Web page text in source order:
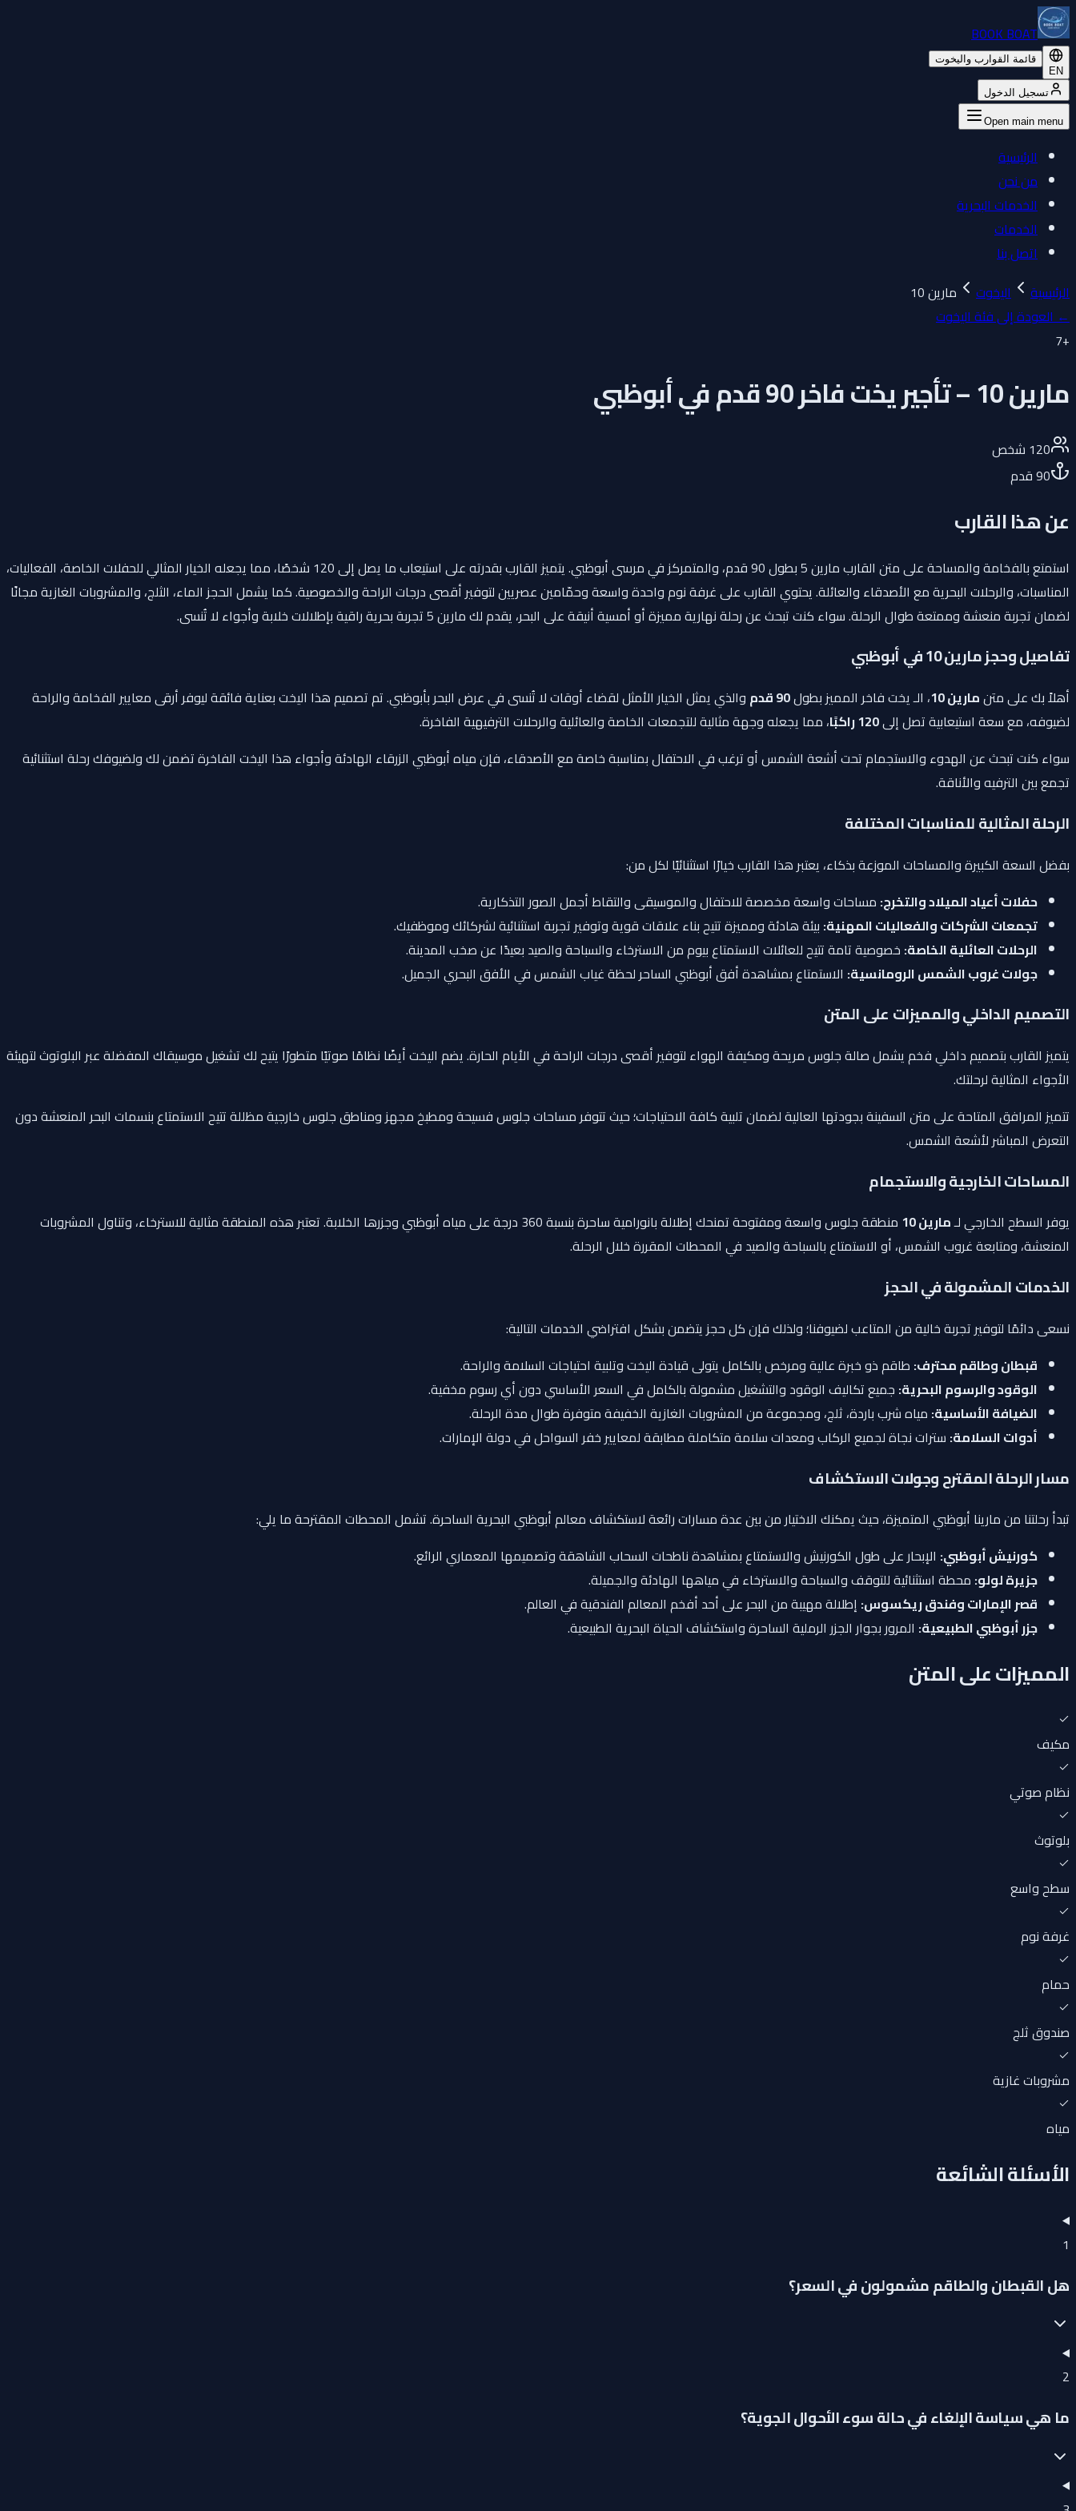
BOOK BOAT
EN
قائمة القوارب واليخوت
تسجيل الدخول
Open main menu
الرئيسية
من نحن
الخدمات البحرية
الخدمات
اتصل بنا
الرئيسية
اليخوت
مارين 10
←العودة إلى فئة اليخوت
+
7
مارين 10 – تأجير يخت فاخر 90 قدم في أبوظبي
120 شخص
90قدم
عن هذا القارب
استمتع بالفخامة والمساحة على متن القارب مارين 5 بطول 90 قدم، والمتمركز في مرسى أبوظبي. يتميز القارب بقدرته على استيعاب ما يصل إلى 120 شخصًا، مما يجعله الخيار المثالي للحفلات الخاصة، الفعاليات،
المناسبات، والرحلات البحرية مع الأصدقاء والعائلة. يحتوي القارب على غرفة نوم واحدة واسعة وحمّامين عصريين لتوفير أقصى درجات الراحة والخصوصية. كما يشمل الحجز الماء، الثلج، والمشروبات الغازية مجانًا
لضمان تجربة منعشة وممتعة طوال الرحلة. سواء كنت تبحث عن رحلة نهارية مميزة أو أمسية أنيقة على البحر، يقدم لك مارين 5 تجربة بحرية راقية بإطلالات خلابة وأجواء لا تُنسى.
تفاصيل وحجز مارين 10 في أبوظبي
أهلاً بك على متنمارين 10 ، الـ يخت فاخر المميز بطول90 قدم
والذي يمثل الخيار الأمثل لقضاء أوقات لا تُنسى في عرض البحر بأبوظبي. تم تصميم هذا اليخت بعناية فائقة ليوفر أرقى معايير الفخامة والراحة
لضيوفه، مع سعة استيعابية تصل إلى120 راكبًا
، مما يجعله وجهة مثالية للتجمعات الخاصة والعائلية والرحلات الترفيهية الفاخرة.
سواء كنت تبحث عن الهدوء والاستجمام تحت أشعة الشمس أو ترغب في الاحتفال بمناسبة خاصة مع الأصدقاء، فإن مياه أبوظبي الزرقاء الهادئة وأجواء هذا اليخت الفاخرة تضمن لك ولضيوفك رحلة استثنائية
تجمع بين الترفيه والأناقة.
الرحلة المثالية للمناسبات المختلفة
بفضل السعة الكبيرة والمساحات الموزعة بذكاء، يعتبر هذا القارب خيارًا استثنائيًا لكل من:
حفلات أعياد الميلاد والتخرج: مساحات واسعة مخصصة للاحتفال والموسيقى والتقاط أجمل الصور التذكارية.
تجمعات الشركات والفعاليات المهنية: بيئة هادئة ومميزة تتيح بناء علاقات قوية وتوفير تجربة استثنائية لشركائك وموظفيك.
الرحلات العائلية الخاصة: خصوصية تامة تتيح للعائلات الاستمتاع بيوم من الاسترخاء والسباحة والصيد بعيدًا عن صخب المدينة.
جولات غروب الشمس الرومانسية: الاستمتاع بمشاهدة أفق أبوظبي الساحر لحظة غياب الشمس في الأفق البحري الجميل.
التصميم الداخلي والمميزات على المتن
يتميز القارب بتصميم داخلي فخم يشمل صالة جلوس مريحة ومكيفة الهواء لتوفير أقصى درجات الراحة في الأيام الحارة. يضم اليخت أيضًا نظامًا صوتيًا متطورًا يتيح لك تشغيل موسيقاك المفضلة عبر البلوتوث لتهيئة
الأجواء المثالية لرحلتك.
تتميز المرافق المتاحة على متن السفينة بجودتها العالية لضمان تلبية كافة الاحتياجات؛ حيث تتوفر مساحات جلوس فسيحة ومطبخ مجهز ومناطق جلوس خارجية مظللة تتيح الاستمتاع بنسمات البحر المنعشة دون
التعرض المباشر لأشعة الشمس.
المساحات الخارجية والاستجمام
يوفر السطح الخارجي لـمارين 10
منطقة جلوس واسعة ومفتوحة تمنحك إطلالة بانورامية ساحرة بنسبة 360 درجة على مياه أبوظبي وجزرها الخلابة. تعتبر هذه المنطقة مثالية للاسترخاء، وتناول المشروبات
المنعشة، ومتابعة غروب الشمس، أو الاستمتاع بالسباحة والصيد في المحطات المقررة خلال الرحلة.
الخدمات المشمولة في الحجز
نسعى دائمًا لتوفير تجربة خالية من المتاعب لضيوفنا؛ ولذلك فإن كل حجز يتضمن بشكل افتراضي الخدمات التالية:
قبطان وطاقم محترف: طاقم ذو خبرة عالية ومرخص بالكامل يتولى قيادة اليخت وتلبية احتياجات السلامة والراحة.
الوقود والرسوم البحرية: جميع تكاليف الوقود والتشغيل مشمولة بالكامل في السعر الأساسي دون أي رسوم مخفية.
الضيافة الأساسية: مياه شرب باردة، ثلج، ومجموعة من المشروبات الغازية الخفيفة متوفرة طوال مدة الرحلة.
أدوات السلامة: سترات نجاة لجميع الركاب ومعدات سلامة متكاملة مطابقة لمعايير خفر السواحل في دولة الإمارات.
مسار الرحلة المقترح وجولات الاستكشاف
تبدأ رحلتنا من مارينا أبوظبي المتميزة، حيث يمكنك الاختيار من بين عدة مسارات رائعة لاستكشاف معالم أبوظبي البحرية الساحرة. تشمل المحطات المقترحة ما يلي:
كورنيش أبوظبي: الإبحار على طول الكورنيش والاستمتاع بمشاهدة ناطحات السحاب الشاهقة وتصميمها المعماري الرائع.
جزيرة لولو: محطة استثنائية للتوقف والسباحة والاسترخاء في مياهها الهادئة والجميلة.
قصر الإمارات وفندق ريكسوس: إطلالة مهيبة من البحر على أحد أفخم المعالم الفندقية في العالم.
جزر أبوظبي الطبيعية: المرور بجوار الجزر الرملية الساحرة واستكشاف الحياة البحرية الطبيعية.
المميزات على المتن
مكيف
نظام صوتي
بلوتوث
سطح واسع
غرفة نوم
حمام
صندوق ثلج
مشروبات غازية
مياه
الأسئلة الشائعة
1
هل القبطان والطاقم مشمولون في السعر؟
2
ما هي سياسة الإلغاء في حالة سوء الأحوال الجوية؟